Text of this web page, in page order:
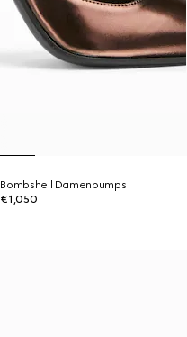
Bombshell Damenpumps
€1,050